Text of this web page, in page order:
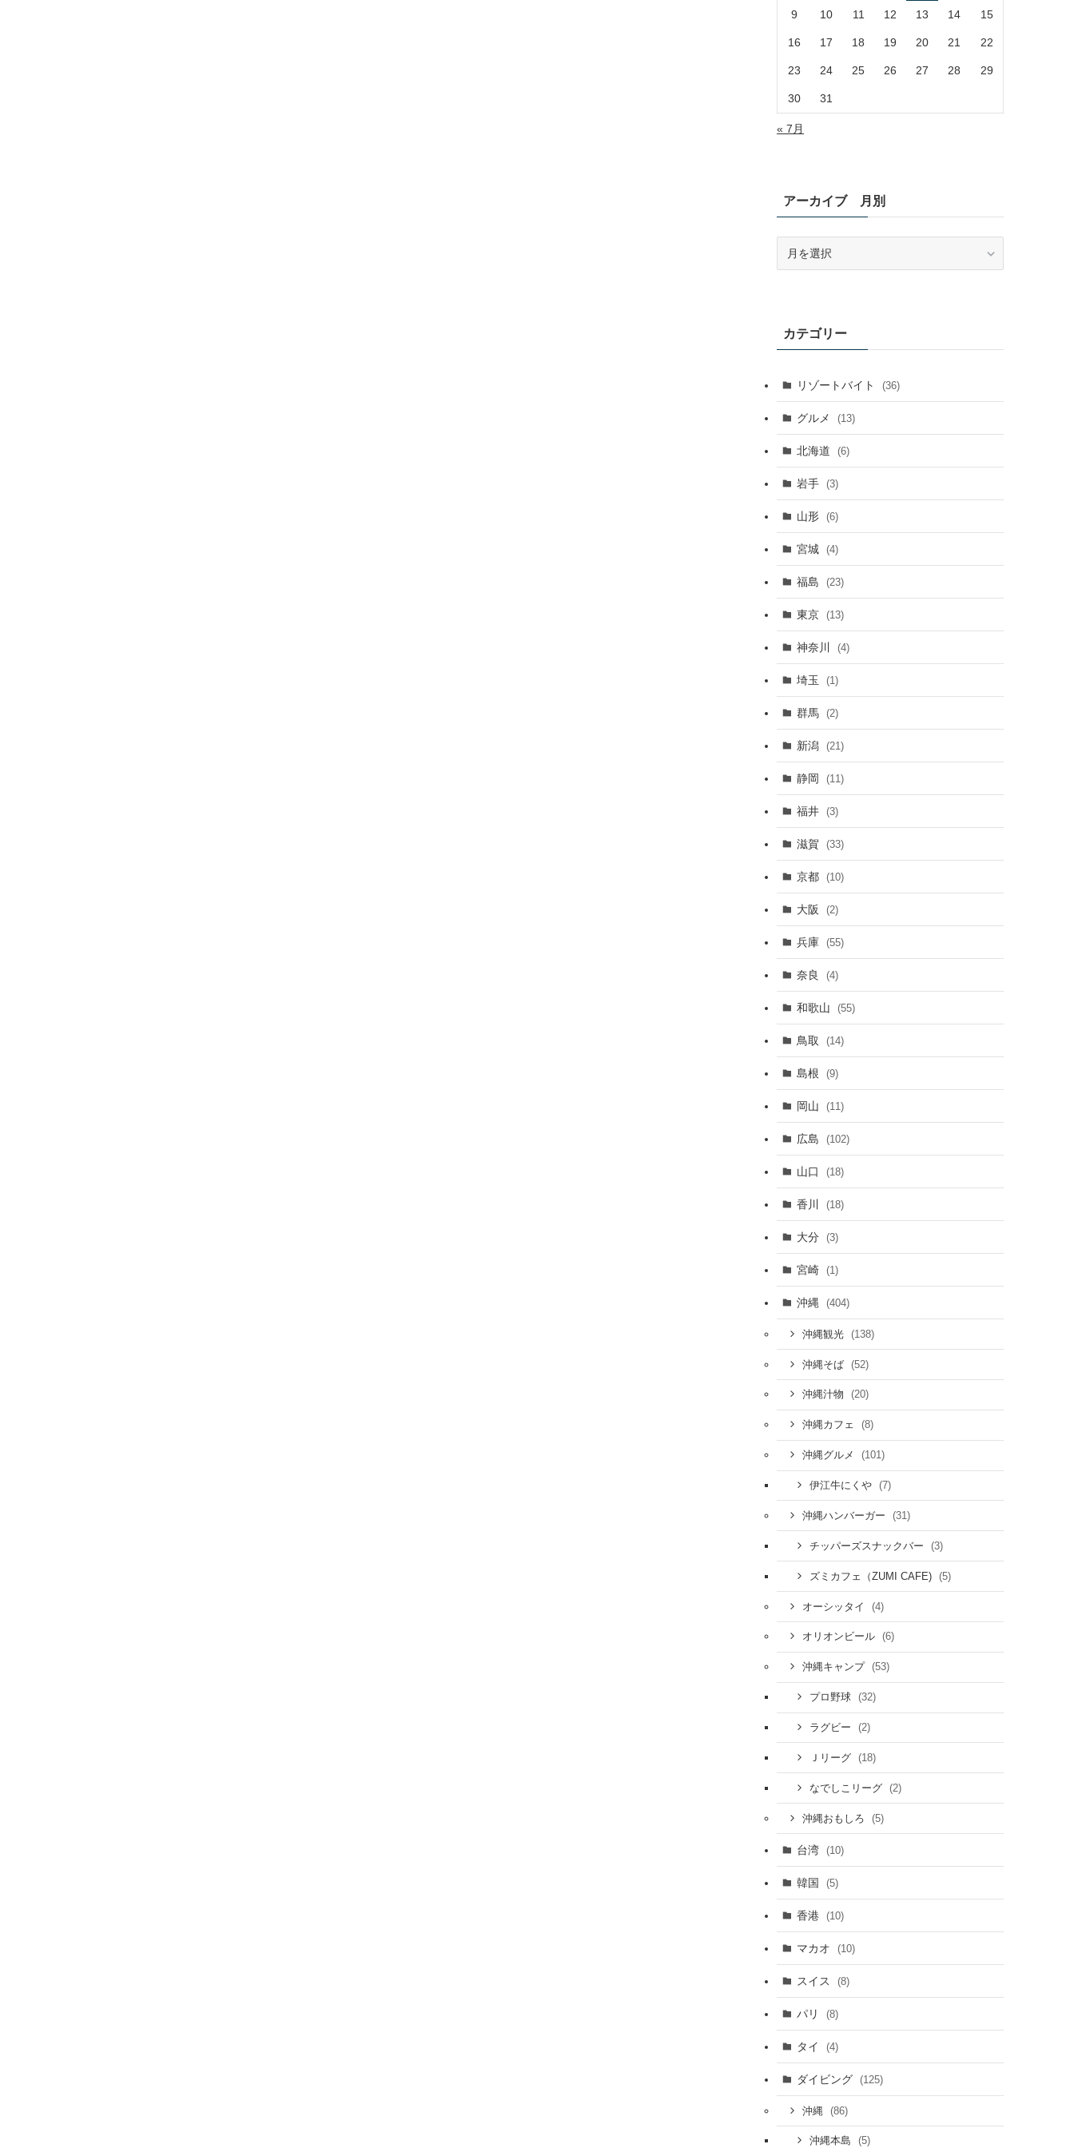
9 10 11 12 13 14 15
16 17 18 19 20 21 22
23 24 25 26 27 28 29
30 31
« 7月
アーカイブ 月別
月
別
カテゴリー
リゾートバイト (36)
グルメ (13)
北海道 (6)
岩手 (3)
山形 (6)
宮城 (4)
福島 (23)
東京 (13)
神奈川 (4)
埼玉 (1)
群馬 (2)
新潟 (21)
静岡 (11)
福井 (3)
滋賀 (33)
京都 (10)
大阪 (2)
兵庫 (55)
奈良 (4)
和歌山 (55)
鳥取 (14)
島根 (9)
岡山 (11)
広島 (102)
山口 (18)
香川 (18)
大分 (3)
宮崎 (1)
沖縄 (404)
沖縄観光 (138)
沖縄そば (52)
沖縄汁物 (20)
沖縄カフェ (8)
沖縄グルメ (101)
伊江牛にくや (7)
沖縄ハンバーガー (31)
チッパーズスナックバー (3)
ズミカフェ（ZUMI CAFE) (5)
オーシッタイ (4)
オリオンビール (6)
沖縄キャンプ (53)
プロ野球 (32)
ラグビー (2)
Ｊリーグ (18)
なでしこリーグ (2)
沖縄おもしろ (5)
台湾 (10)
韓国 (5)
香港 (10)
マカオ (10)
スイス (8)
パリ (8)
タイ (4)
ダイビング (125)
沖縄 (86)
沖縄本島 (5)